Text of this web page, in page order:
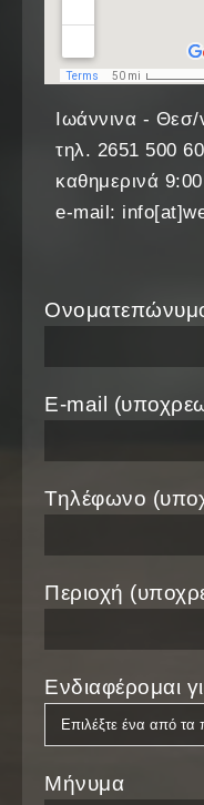
Ιωάννινα -
τηλ. 2651 500
καθημερινά
e-mail:
E-mail
Τηλέφωνο
Περιοχή
Ενδιαφέρομαι
Μήνυμα